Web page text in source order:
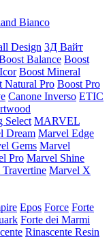
Bianco
Design 3Д Вайт
Balance Boost
Boost Mineral
Natural Pro Boost Pro
Canone Inverso ETIC
Select MARVEL
Dream Marvel Edge
Gems Marvel
Pro Marvel Shine
Marvel X
Epos Force Forte
Forte dei Marmi
Rinascente Resin